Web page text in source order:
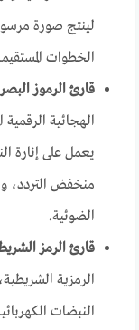
لينتج صورة
الخطوات
قارئ الرموز
الهجائية
يعمل على
منخفض التردد،
الضوئية.
قارئ الرمز
الرمزية
النبضات